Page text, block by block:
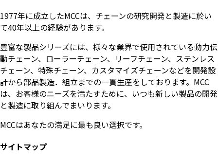
1977年に成立したMCCは、チェーンの研究開発と製造に於い
て40年以上の経験があります。
豊富な製品シリーズには、様々な業界で使用されている動力伝
動チェーン、ローラーチェーン、リーフチェーン、ステンレス
チェーン、特殊チェーン、カスタマイズチェーンなどを開発設
計から部品製造．組立までの一貫生産をしております。MCC
は、お客様のニーズを満たすために、いつも新しい製品の開発
と製造に取り組んでまいります。
MCCはあなたの満足に最も良い選択です。
サイトマップ